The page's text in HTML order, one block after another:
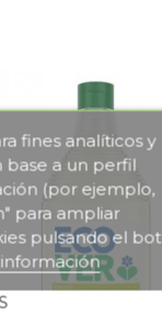
fines analíticos y
base a un perfil
(por ejemplo,
para ampliar
pulsando el
información